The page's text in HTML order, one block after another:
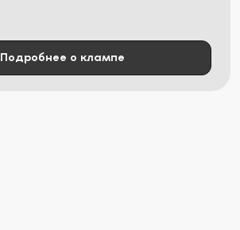
Подробнее о клампе